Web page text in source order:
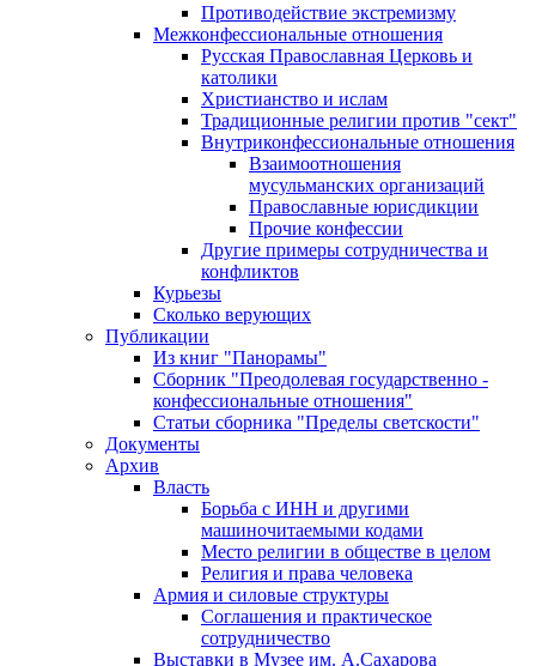
Противодействие экстремизму
Межконфессиональные отношения
Русская Православная Церковь и
католики
Христианство и ислам
Традиционные религии против "сект"
Внутриконфессиональные отношения
Взаимоотношения
мусульманских организаций
Православные юрисдикции
Прочие конфессии
Другие примеры сотрудничества и
конфликтов
Курьезы
Сколько верующих
Публикации
Из книг "Панорамы"
Сборник "Преодолевая государственно -
конфессиональные отношения"
Статьи сборника "Пределы светскости"
Документы
Архив
Власть
Борьба с ИНН и другими
машиночитаемыми кодами
Место религии в обществе в целом
Религия и права человека
Армия и силовые структуры
Соглашения и практическое
сотрудничество
Выставки в Музее им. А.Сахарова